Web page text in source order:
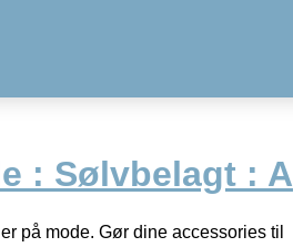
: Sølvbelagt : A
er på mode. Gør dine accessories til